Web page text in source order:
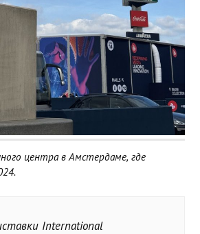
центра в Амстердаме, где
2024.
International